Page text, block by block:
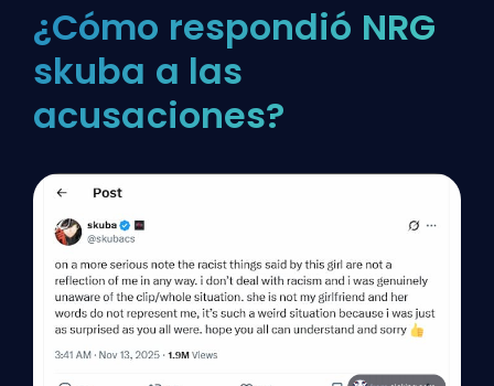
¿Cómo respondió NRG
skuba a las
acusaciones?